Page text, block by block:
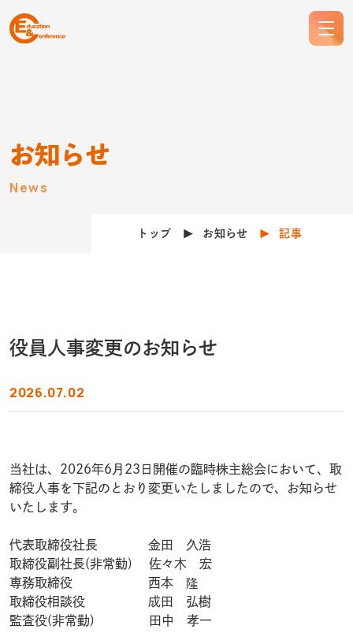
お知らせ
News
トップ お知らせ 記事
役員人事変更のお知らせ
2026.07.02
当社は、2026年6月23日開催の臨時株主総会において、取
締役人事を下記のとおり変更いたしましたので、お知らせ
いたします。
代表取締役社長 金田 久浩
取締役副社長(非常勤) 佐々木 宏
専務取締役 西本 隆
取締役相談役 成田 弘樹
監査役(非常勤) 田中 孝一